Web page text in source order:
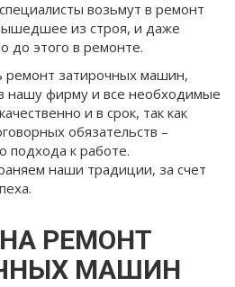
возьмут в ремонт
из строя, и даже
до этого в ремонте.
ремонт затирочных машин,
нашу фирму и все необходимые
и в срок, так как
обязательств –
подхода к работе.
наши традиции, за счет
РЕМОНТ
МАШИН